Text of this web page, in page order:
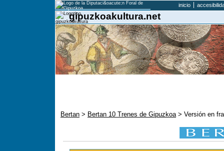
inicio
gipuzkoakultura.net
Bertan > Bertan 10 Trenes de Gipuzkoa> Versión en